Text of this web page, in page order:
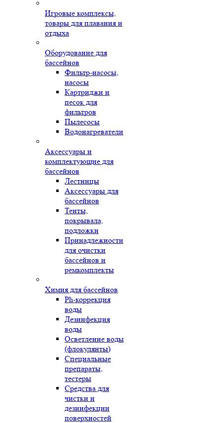
Игровые комплексы,
товары для плавания и
отдыха
Оборудование для
бассейнов
Фильтр-насосы,
насосы
Картриджи и
песок для
фильтров
Пылесосы
Водонагреватели
Аксессуары и
комплектующие для
бассейнов
Лестницы
Аксессуары для
бассейнов
Тенты,
покрывала,
подложки
Принадлежности
для очистки
бассейнов и
ремкомплекты
Химия для бассейнов
Ph-коррекция
воды
Дезинфекция
воды
Осветление воды
(флокулянты)
Специальные
препараты,
тестеры
Средства для
чистки и
дезинфекции
поверхностей